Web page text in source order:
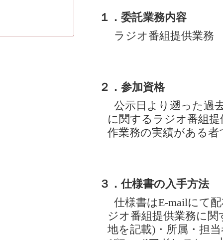
１．委託業務内容
ラジオ番組提供業務
２．参加資格
公示日より遡った過
に関するラジオ番組
作業務の実績がある
３．仕様書の入手方法
仕様書はE-mailにて
ジオ番組提供業務に
地を記載)・所属・担